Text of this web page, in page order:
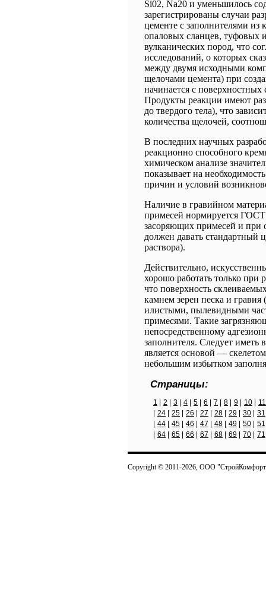
Si02, Na20 и уменьшилось
зарегистрированы случаи
цементе с заполнителями из
опаловых сланцев, туфовых
вулканических пород, что
исследований, о которых
между двумя исходными
щелочами цемента) при
начинается с поверхностных
Продукты реакции имеют
до твердого тела), что
количества щелочей,
В последних научных
реакционно способного
химическом анализе
показывает на
причин и условий
Наличие в гравийном
примесей нормируется
засоряющих примесей и при
должен давать стандартный
раствора).
Действительно,
хорошо работать только при
что поверхность
камнем зерен песка и
илистыми, пылевидными
примесями. Такие
непосредственному
заполнителя. Следует иметь
является основой —
небольшим избытком
Страницы:
1 2 3 4 5 6 7 8 9 10
11
24 25 26 27 28 29 30 31
44 45 46 47 48 49 50 51
64 65 66 67 68 69 70 71
Copyright © 2011-2026, ООО